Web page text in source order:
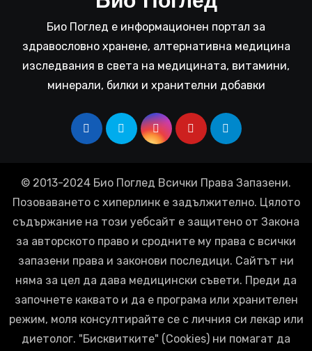
Био Поглед е информационен портал за
здравословно хранене, алтернативна медицина
изследвания в света на медицината, витамини,
минерали, билки и хранителни добавки
© 2013-2024 Био Поглед Всички Права Запазени.
Позоваването с хиперлинк е задължително. Цялото
съдържание на този уебсайт е защитено от Закона
за авторското право и сродните му права с всички
запазени права и законови последици. Сайтът ни
няма за цел да дава медицински съвети. Преди да
започнете каквато и да е програма или хранителен
режим, моля консултирайте се с личния си лекар или
диетолог. "Бисквитките" (Cookies) ни помагат да